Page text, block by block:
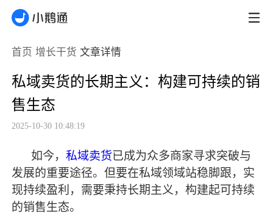
首页 增长干货 文章详情
私域卖货的长期主义：构建可持续的销
售生态
2025-10-30 10:48:19
如今，私域卖货已成为众多商家寻求突破与
发展的重要途径。但要在私域领域站稳脚跟，实
现持续盈利，需要秉持长期主义，构建起可持续
的销售生态。